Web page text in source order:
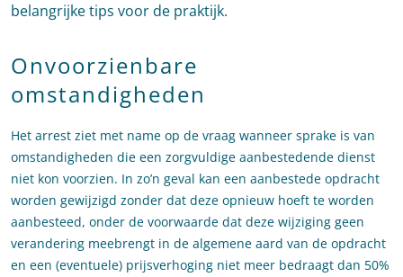
belangrijke tips voor de praktijk.
Onvoorzienbare
omstandigheden
Het arrest ziet met name op de vraag wanneer sprake is van
omstandigheden die een zorgvuldige aanbestedende dienst
niet kon voorzien. In zo’n geval kan een aanbestede opdracht
worden gewijzigd zonder dat deze opnieuw hoeft te worden
aanbesteed, onder de voorwaarde dat deze wijziging geen
verandering meebrengt in de algemene aard van de opdracht
en een (eventuele) prijsverhoging niet meer bedraagt dan 50%